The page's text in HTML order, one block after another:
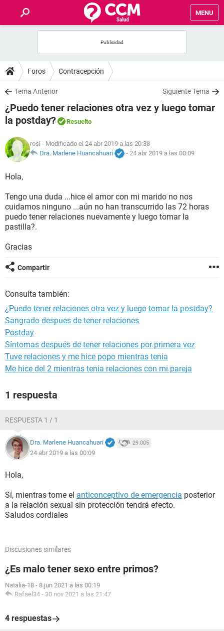
MENU
FOROS
SALUD
FAMILIA
NUTRICIÓN
SEXUALIDAD
GLOSARIO
Foros Contracepción
Tema Anterior Siguiente Tema
¿Puedo tener relaciones otra vez y luego tomar
la postday?
Resuelto
rosi - Modificado el 24 abr 2019 a las 20:38
Dra. Marlene Huancahuari
- 24 abr 2019 a las 00:09
Hola,
Tengo una duda ...hice el amor con mi marido no nos
cuidamos ninguno ...aún no han transcurrido las 72 horas
puedo tener relaciones nuevamente y luego tomar la
pastilla?.
Gracias
Compartir
Consulta también:
¿Puedo tener relaciones otra vez y luego tomar la postday?
Sangrado despues de tener relaciones
Postday
Síntomas después de tener relaciones por primera vez
Tuve relaciones y me hice popo mientras tenia
Me hice del 2 mientras tenia relaciones con mi pareja
1 respuesta
RESPUESTA 1 / 1
Dra. Marlene Huancahuari 29.005
24 abr 2019 a las 00:09
Hola,
Sí, mientras tome el anticonceptivo de emergencia posterior
a la relación sexual sin protección tendrá efecto.
Saludos cordiales
Discusiones similares
¿Es malo tener sexo entre primos?
Natalia-18 - 8 jun 2021 a las 00:19
Rafael34 - 30 nov 2021 a las 21:47
4 respuestas